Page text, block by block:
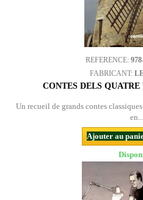
REFERENCE:
FABRICANT:
CONTES DELS
Un recueil de grands contes
en...
Ajouter au